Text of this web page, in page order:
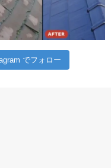
でフォロー